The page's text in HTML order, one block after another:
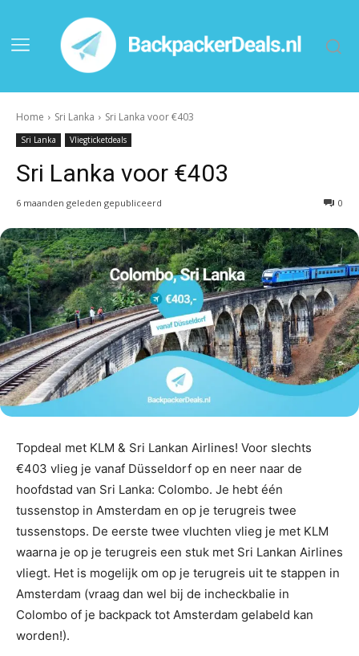
Home Sri Lanka Sri Lanka voor €403
Sri Lanka Vliegticketdeals
Sri Lanka voor €403
6 maanden geleden gepubliceerd 0
Topdeal met KLM & Sri Lankan Airlines! Voor slechts
€403 vlieg je vanaf Düsseldorf op en neer naar de
hoofdstad van Sri Lanka: Colombo. Je hebt één
tussenstop in Amsterdam en op je terugreis twee
tussenstops. De eerste twee vluchten vlieg je met KLM
waarna je op je terugreis een stuk met Sri Lankan Airlines
vliegt. Het is mogelijk om op je terugreis uit te stappen in
Amsterdam (vraag dan wel bij de incheckbalie in
Colombo of je backpack tot Amsterdam gelabeld kan
worden!).